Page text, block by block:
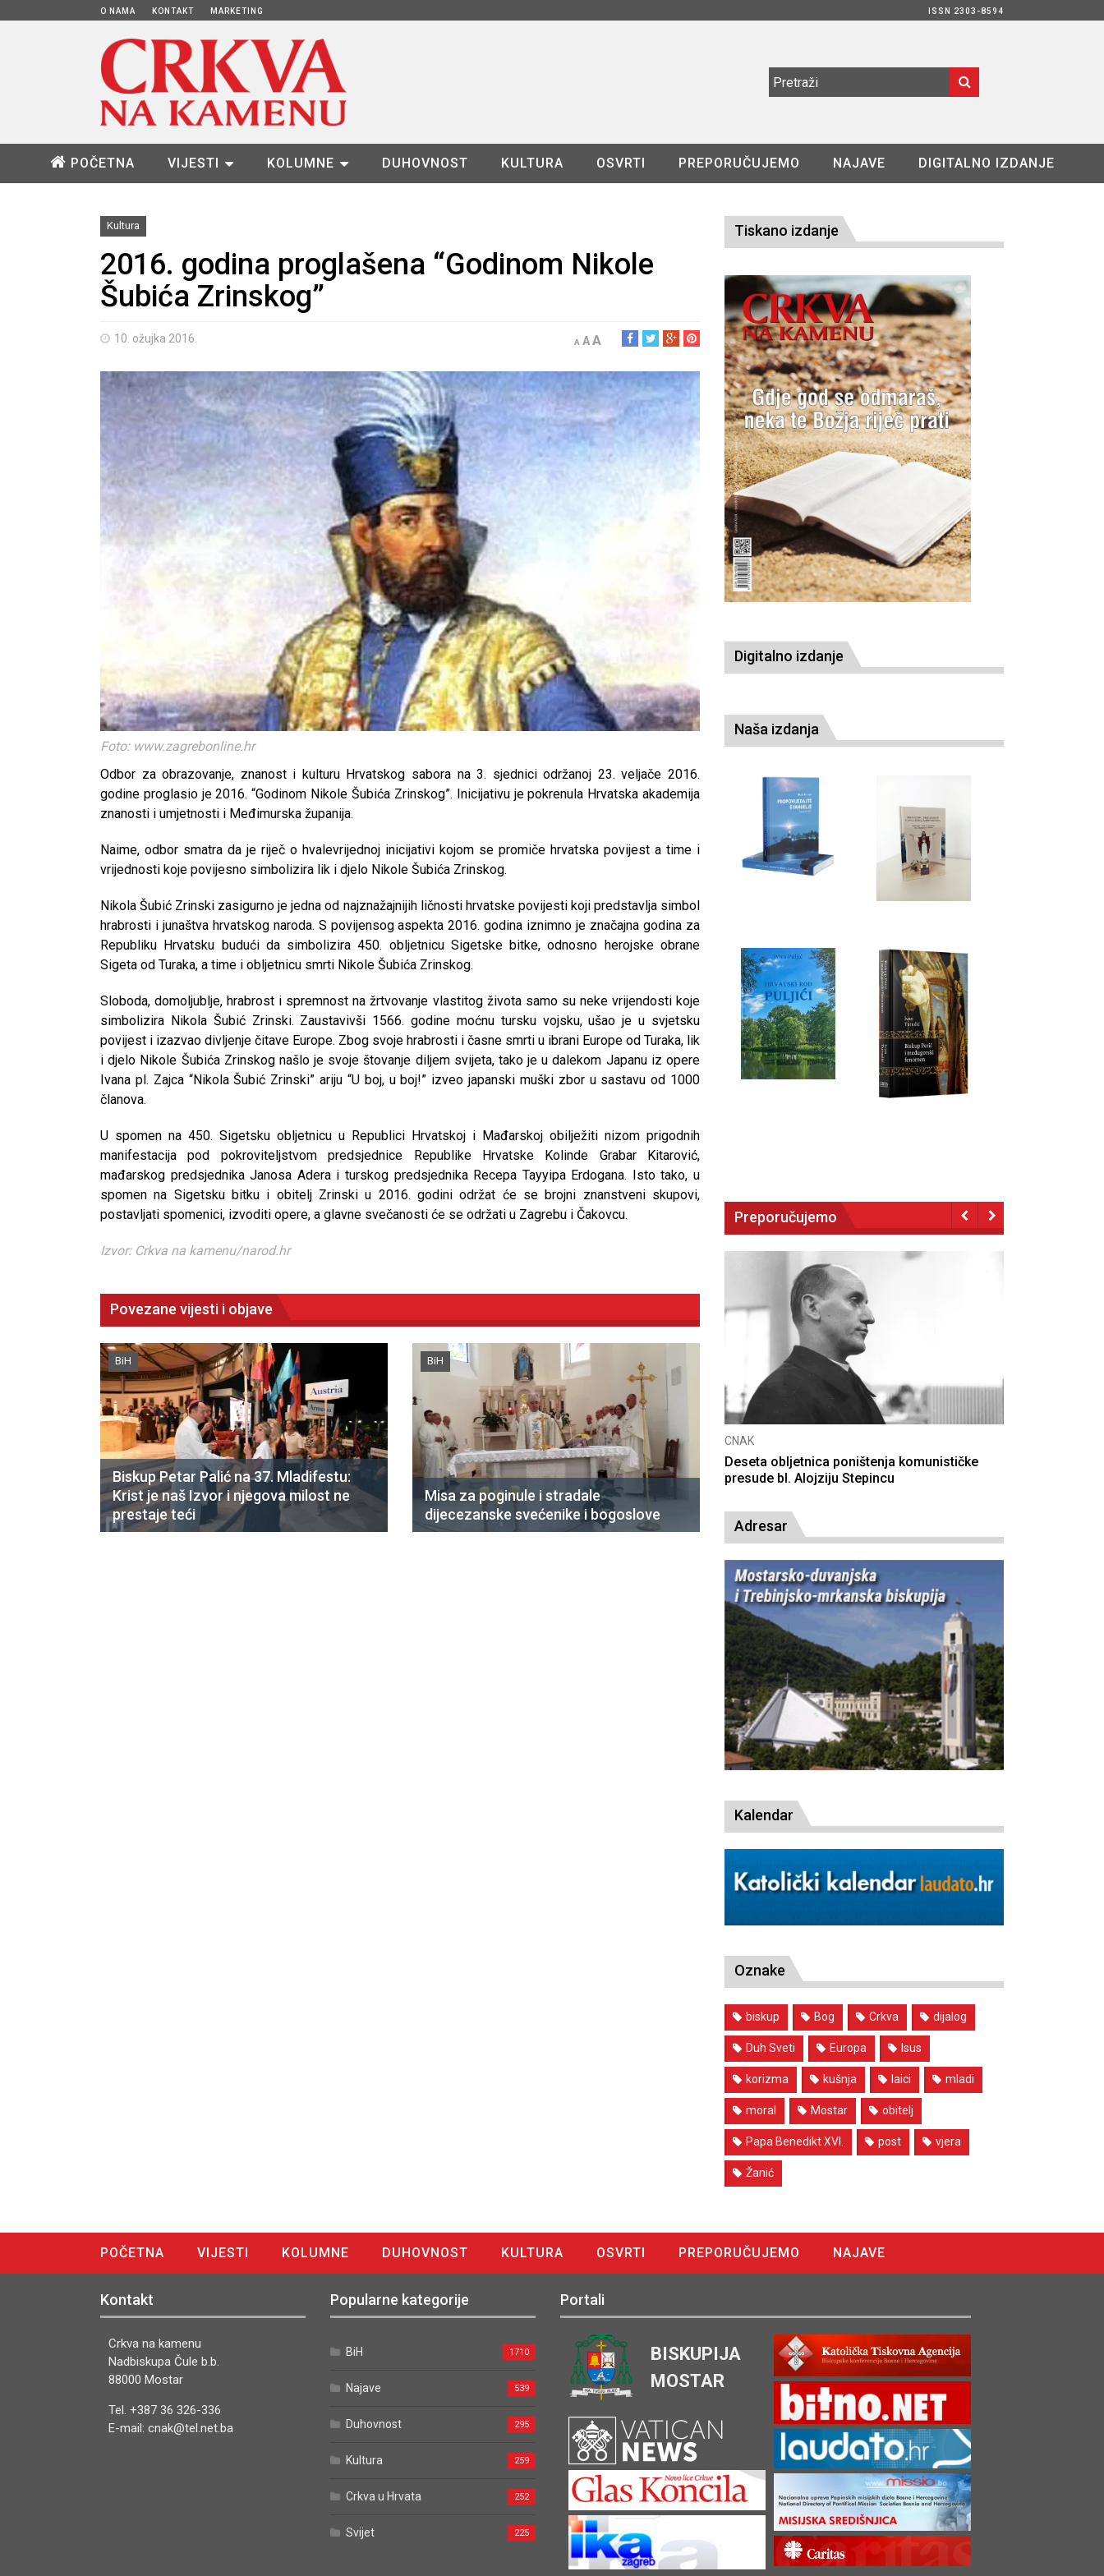
O NAMA KONTAKT MARKETING ISSN 2303-8594
POČETNA VIJESTI KOLUMNE DUHOVNOST KULTURA OSVRTI PREPORUČUJEMO NAJAVE DIGITALNO IZDANJE
Kultura
2016. godina proglašena “Godinom Nikole
Šubića Zrinskog”
10. ožujka 2016. A AA
Foto: www.zagrebonline.hr
Odbor za obrazovanje, znanost i kulturu Hrvatskog sabora na 3. sjednici održanoj 23. veljače 2016.
godine proglasio je 2016. “Godinom Nikole Šubića Zrinskog”. Inicijativu je pokrenula Hrvatska akademija
znanosti i umjetnosti i Međimurska županija.
Naime, odbor smatra da je riječ o hvalevrijednoj inicijativi kojom se promiče hrvatska povijest a time i
vrijednosti koje povijesno simbolizira lik i djelo Nikole Šubića Zrinskog.
Nikola Šubić Zrinski zasigurno je jedna od najznažajnijih ličnosti hrvatske povijesti koji predstavlja simbol
hrabrosti i junaštva hrvatskog naroda. S povijensog aspekta 2016. godina iznimno je značajna godina za
Republiku Hrvatsku budući da simbolizira 450. obljetnicu Sigetske bitke, odnosno herojske obrane
Sigeta od Turaka, a time i obljetnicu smrti Nikole Šubića Zrinskog.
Sloboda, domoljublje, hrabrost i spremnost na žrtvovanje vlastitog života samo su neke vrijendosti koje
simbolizira Nikola Šubić Zrinski. Zaustavivši 1566. godine moćnu tursku vojsku, ušao je u svjetsku
povijest i izazvao divljenje čitave Europe. Zbog svoje hrabrosti i časne smrti u ibrani Europe od Turaka, lik
i djelo Nikole Šubića Zrinskog našlo je svoje štovanje diljem svijeta, tako je u dalekom Japanu iz opere
Ivana pl. Zajca “Nikola Šubić Zrinski” ariju “U boj, u boj!” izveo japanski muški zbor u sastavu od 1000
članova.
U spomen na 450. Sigetsku obljetnicu u Republici Hrvatskoj i Mađarskoj obilježiti nizom prigodnih
manifestacija pod pokroviteljstvom predsjednice Republike Hrvatske Kolinde Grabar Kitarović,
mađarskog predsjednika Janosa Adera i turskog predsjednika Recepa Tayyipa Erdogana. Isto tako, u
spomen na Sigetsku bitku i obitelj Zrinski u 2016. godini održat će se brojni znanstveni skupovi,
postavljati spomenici, izvoditi opere, a glavne svečanosti će se održati u Zagrebu i Čakovcu.
Izvor: Crkva na kamenu/narod.hr
Povezane vijesti i objave
BiH
Biskup Petar Palić na 37. Mladifestu:
Krist je naš Izvor i njegova milost ne
prestaje teći
BiH
Misa za poginule i stradale
dijecezanske svećenike i bogoslove
Tiskano izdanje
Digitalno izdanje
Naša izdanja
Preporučujemo
CNAK
Kad se nasilje pretvara u optužnicu
CNAK
Smrtovdan nadbiskupa Petra Čule
CNAK
Deseta obljetnica poništenja komunističke
presude bl. Alojziju Stepincu
Adresar
Kalendar
Oznake
biskup Bog Crkva dijalog
Duh Sveti Europa Isus
korizma kušnja laici mladi
moral Mostar obitelj
Papa Benedikt XVI. post vjera
Žanić
POČETNA VIJESTI KOLUMNE DUHOVNOST KULTURA OSVRTI PREPORUČUJEMO
NAJAVE
Kontakt
Crkva na kamenu
Nadbiskupa Čule b.b.
88000 Mostar
Tel. +387 36 326-336
E-mail: cnak@tel.net.ba
Popularne kategorije
BiH 1710
Najave 539
Duhovnost 295
Kultura 259
Crkva u Hrvata 252
Svijet 225
Portali
BISKUPIJA
MOSTAR